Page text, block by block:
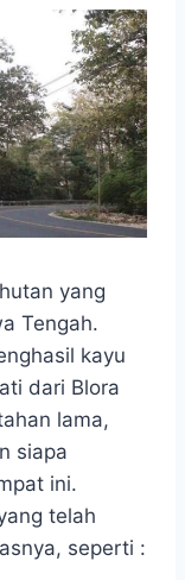
yang
Tengah.
kayu
dari Blora
lama,
siapa
ini.
telah
seperti :